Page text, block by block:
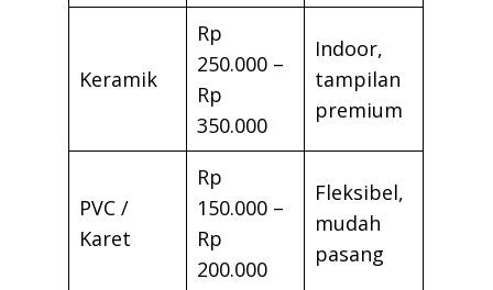
Keramik
Rp
250.000 –
Rp
350.000
Indoor,
tampilan
premium
PVC /
Karet
Rp
150.000 –
Rp
200.000
Fleksibel,
mudah
pasang